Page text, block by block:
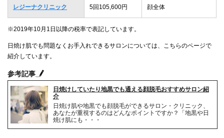
レジーナクリニック 5回105,600円 顔全体
※2019年10月1日以降の税率で表記しています。
日焼け肌でも問題なくお手入れできるサロンについては、こちらのページで
紹介しています。
参考記事
日焼けしていたり地黒でも通える顔脱毛おすすめサロン紹
介
日焼け肌や地黒でも顔脱毛ができるサロン・クリニック、
あなたが重視するのはどんなポイントですか？「地黒や日
焼け肌にも・・・